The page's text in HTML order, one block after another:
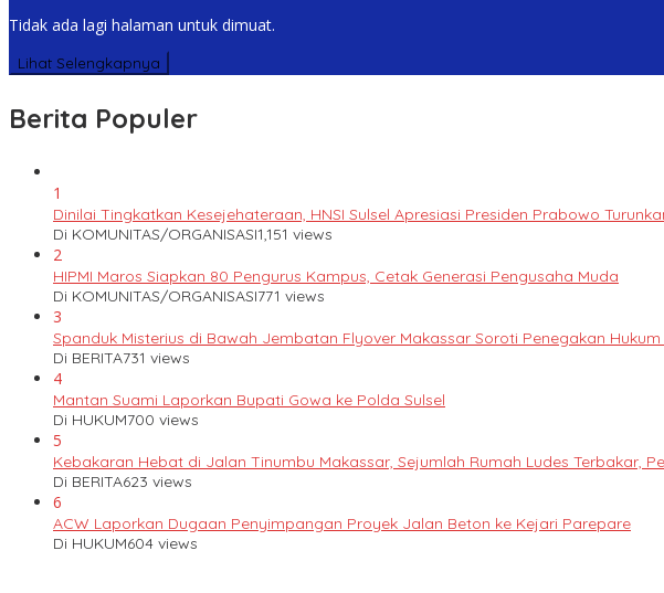
Tidak ada lagi halaman untuk dimuat.
Lihat Selengkapnya
Berita Populer
1
Dinilai Tingkatkan Kesejehateraan, HNSI Sulsel Apresiasi Presiden Prabowo
Di KOMUNITAS/ORGANISASI1,151 views
2
HIPMI Maros Siapkan 80 Pengurus Kampus, Cetak Generasi Pengusaha Muda
Di KOMUNITAS/ORGANISASI771 views
3
Spanduk Misterius di Bawah Jembatan Flyover Makassar Soroti Penegakan Hukum
Di BERITA731 views
4
Mantan Suami Laporkan Bupati Gowa ke Polda Sulsel
Di HUKUM700 views
5
Kebakaran Hebat di Jalan Tinumbu Makassar, Sejumlah Rumah Ludes Terbakar,
Di BERITA623 views
6
ACW Laporkan Dugaan Penyimpangan Proyek Jalan Beton ke Kejari Parepare
Di HUKUM604 views